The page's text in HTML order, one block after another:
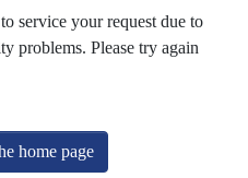
service your request due to
problems. Please try again
home page